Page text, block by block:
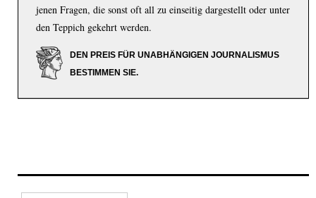
jenen Fragen, die sonst oft all zu einseitig dargestellt oder unter
den Teppich gekehrt werden.
DEN PREIS FÜR UNABHÄNGIGEN JOURNALISMUS
BESTIMMEN SIE.